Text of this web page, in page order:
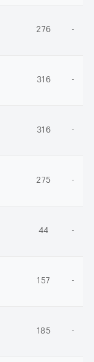
276 -
316 -
316 -
275 -
44 -
157 -
185 -